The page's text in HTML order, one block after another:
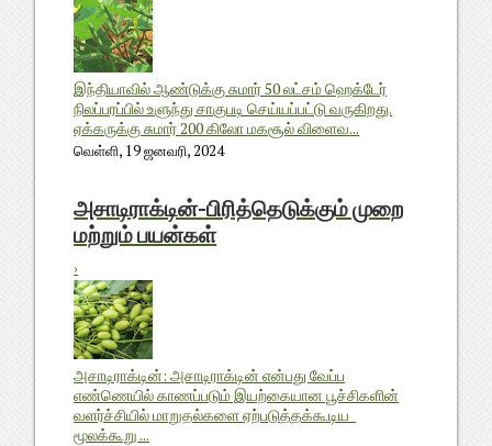
இந்தியாவில் ஆண்டுக்கு சுமார் 50 லட்சம் ஹெக்டேர்
நிலப்பரப்பில் உளுந்து சாகுபடி செய்யப்பட்டு வருகிறது.
ஏக்கருக்கு சுமார் 200 கிலோ மகசூல் விளைவ...
வெள்ளி, 19 ஜனவரி, 2024
அசாடிராக்டின்-பிரித்தெடுக்கும் முறை
மற்றும் பயன்கள்
›
அசாடிராக்டின்: அசாடிராக்டின் என்பது வேப்ப
எண்ணெயில் காணப்படும் இயற்கையான பூச்சிகளின்
வளர்ச்சியில் மாறுதல்களை ஏற்படுத்தக்கூடிய
மூலக்கூறு ...